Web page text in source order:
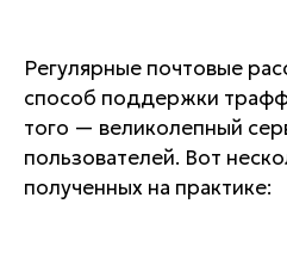
Регулярные почтовые
способ поддержки
того — великолепный
пользователей. Вот
полученных на практике: